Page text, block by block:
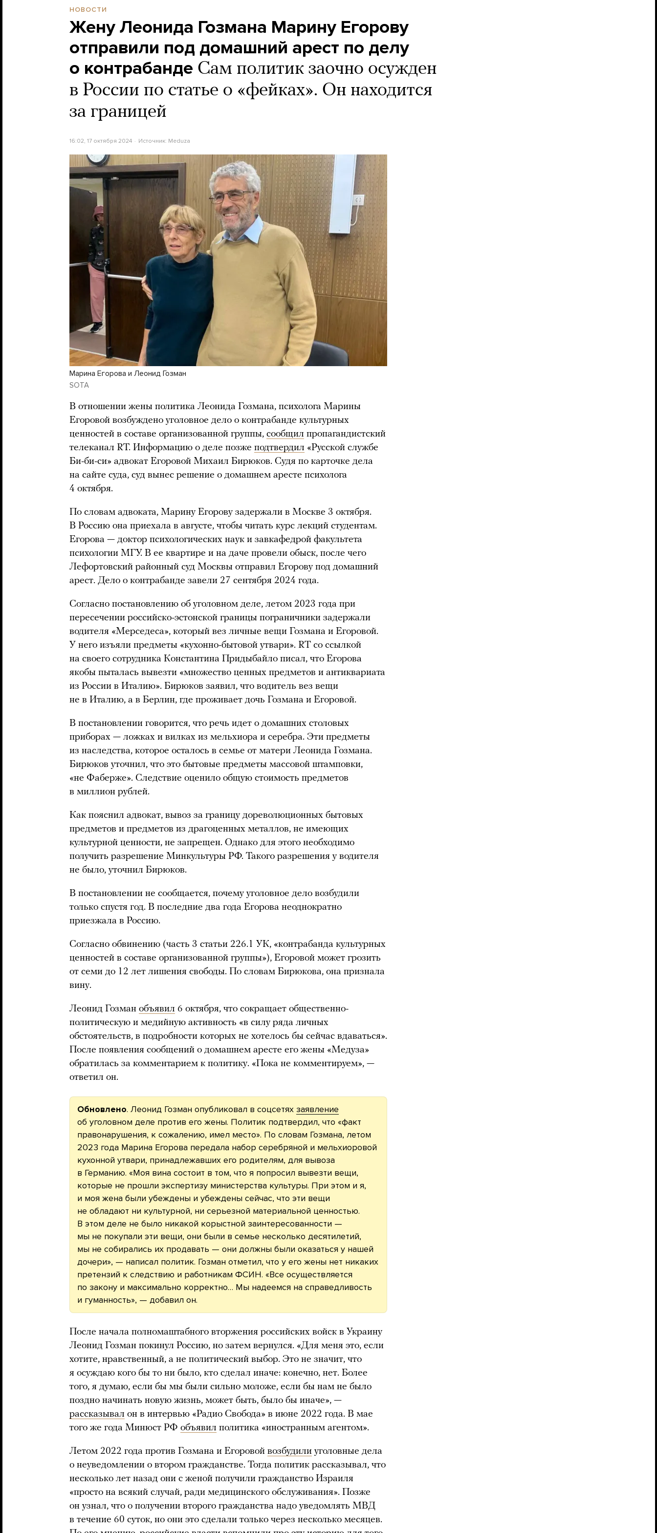
НОВОСТИ
Жену Леонида Гозмана Марину Егорову
отправили под домашний арест по делу
о контрабанде Сам политик заочно осужден
в России по статье о «фейках». Он находится
за границей
16:02, 17 октября 2024 Источник: Meduza
Марина Егорова и Леонид Гозман
SOTA
В отношении жены политика Леонида Гозмана, психолога Марины
Егоровой возбуждено уголовное дело о контрабанде культурных
ценностей в составе организованной группы, сообщил пропагандистский
телеканал RT. Информацию о деле позже подтвердил «Русской службе
Би-би-си» адвокат Егоровой Михаил Бирюков. Судя по карточке дела
на сайте суда, суд вынес решение о домашнем аресте психолога
4 октября.
По словам адвоката, Марину Егорову задержали в Москве 3 октября.
В Россию она приехала в августе, чтобы читать курс лекций студентам.
Егорова — доктор психологических наук и завкафедрой факультета
психологии МГУ. В ее квартире и на даче провели обыск, после чего
Лефортовский районный суд Москвы отправил Егорову под домашний
арест. Дело о контрабанде завели 27 сентября 2024 года.
Согласно постановлению об уголовном деле, летом 2023 года при
пересечении российско-эстонской границы пограничники задержали
водителя «Мерседеса», который вез личные вещи Гозмана и Егоровой.
У него изъяли предметы «кухонно-бытовой утвари». RT со ссылкой
на своего сотрудника Константина Придыбайло писал, что Егорова
якобы пыталась вывезти «множество ценных предметов и антиквариата
из России в Италию». Бирюков заявил, что водитель вез вещи
не в Италию, а в Берлин, где проживает дочь Гозмана и Егоровой.
В постановлении говорится, что речь идет о домашних столовых
приборах — ложках и вилках из мельхиора и серебра. Эти предметы
из наследства, которое осталось в семье от матери Леонида Гозмана.
Бирюков уточнил, что это бытовые предметы массовой штамповки,
«не Фаберже». Следствие оценило общую стоимость предметов
в миллион рублей.
Как пояснил адвокат, вывоз за границу дореволюционных бытовых
предметов и предметов из драгоценных металлов, не имеющих
культурной ценности, не запрещен. Однако для этого необходимо
получить разрешение Минкультуры РФ. Такого разрешения у водителя
не было, уточнил Бирюков.
В постановлении не сообщается, почему уголовное дело возбудили
только спустя год. В последние два года Егорова неоднократно
приезжала в Россию.
Согласно обвинению (часть 3 статьи 226.1 УК, «контрабанда культурных
ценностей в составе организованной группы»), Егоровой может грозить
от семи до 12 лет лишения свободы. По словам Бирюкова, она признала
вину.
Леонид Гозман объявил 6 октября, что сокращает общественно-
политическую и медийную активность «в силу ряда личных
обстоятельств, в подробности которых не хотелось бы сейчас вдаваться».
После появления сообщений о домашнем аресте его жены «Медуза»
обратилась за комментарием к политику. «Пока не комментируем», —
ответил он.
Обновлено. Леонид Гозман опубликовал в соцсетях заявление
об уголовном деле против его жены. Политик подтвердил, что «факт
правонарушения, к сожалению, имел место». По словам Гозмана, летом
2023 года Марина Егорова передала набор серебряной и мельхиоровой
кухонной утвари, принадлежавших его родителям, для вывоза
в Германию. «Моя вина состоит в том, что я попросил вывезти вещи,
которые не прошли экспертизу министерства культуры. При этом и я,
и моя жена были убеждены и убеждены сейчас, что эти вещи
не обладают ни культурной, ни серьезной материальной ценностью.
В этом деле не было никакой корыстной заинтересованности —
мы не покупали эти вещи, они были в семье несколько десятилетий,
мы не собирались их продавать — они должны были оказаться у нашей
дочери», — написал политик. Гозман отметил, что у его жены нет никаких
претензий к следствию и работникам ФСИН. «Все осуществляется
по закону и максимально корректно… Мы надеемся на справедливость
и гуманность», — добавил он.
После начала полномаштабного вторжения российских войск в Украину
Леонид Гозман покинул Россию, но затем вернулся. «Для меня это, если
хотите, нравственный, а не политический выбор. Это не значит, что
я осуждаю кого бы то ни было, кто сделал иначе: конечно, нет. Более
того, я думаю, если бы мы были сильно моложе, если бы нам не было
поздно начинать новую жизнь, может быть, было бы иначе», —
рассказывал он в интервью «Радио Свобода» в июне 2022 года. В мае
того же года Минюст РФ объявил политика «иностранным агентом».
Летом 2022 года против Гозмана и Егоровой возбудили уголовные дела
о неуведомлении о втором гражданстве. Тогда политик рассказывал, что
несколько лет назад они с женой получили гражданство Израиля
«просто на всякий случай, ради медицинского обслуживания». Позже
он узнал, что о получении второго гражданства надо уведомлять МВД
в течение 60 суток, но они это сделали только через несколько месяцев.